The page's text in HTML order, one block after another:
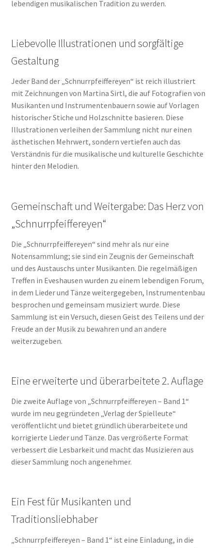
lebendigen musikalischen Tradition zu werden.
Liebevolle Illustrationen und sorgfältige
Gestaltung
Jeder Band der „Schnurrpfeiffereyen“ ist reich illustriert
mit Zeichnungen von Martina Sirtl, die auf Fotografien von
Musikanten und Instrumentenbauern sowie auf Vorlagen
historischer Stiche und Holzschnitte basieren. Diese
Illustrationen verleihen der Sammlung nicht nur einen
ästhetischen Mehrwert, sondern vertiefen auch das
Verständnis für die musikalische und kulturelle Geschichte
hinter den Melodien.
Gemeinschaft und Weitergabe: Das Herz von
„Schnurrpfeiffereyen“
Die „Schnurrpfeiffereyen“ sind mehr als nur eine
Notensammlung; sie sind ein Zeugnis der Gemeinschaft
und des Austauschs unter Musikanten. Die regelmäßigen
Treffen in Eveshausen wurden zu einem lebendigen Forum,
in dem Lieder und Tänze weitergegeben, Instrumentenbau
besprochen und gemeinsam musiziert wurde. Diese
Sammlung ist ein Versuch, diesen Geist des Teilens und der
Freude an der Musik zu bewahren und an andere
weiterzugeben.
Eine erweiterte und überarbeitete 2. Auflage
Die zweite Auflage von „Schnurrpfeiffereyen – Band 1“
wurde im neu gegründeten „Verlag der Spielleute“
veröffentlicht und bietet gründlich überarbeitete und
korrigierte Lieder und Tänze. Das vergrößerte Format
verbessert die Lesbarkeit und macht das Musizieren aus
dieser Sammlung noch angenehmer.
Ein Fest für Musikanten und
Traditionsliebhaber
„Schnurrpfeiffereyen – Band 1“ ist eine Einladung, in die